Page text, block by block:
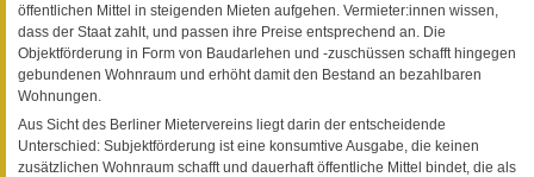
öffentlichen Mittel in steigenden Mieten aufgehen. Vermieter:innen wissen,
dass der Staat zahlt, und passen ihre Preise entsprechend an. Die
Objektförderung in Form von Baudarlehen und -zuschüssen schafft hingegen
gebundenen Wohnraum und erhöht damit den Bestand an bezahlbaren
Wohnungen.
Aus Sicht des Berliner Mietervereins liegt darin der entscheidende
Unterschied: Subjektförderung ist eine konsumtive Ausgabe, die keinen
zusätzlichen Wohnraum schafft und dauerhaft öffentliche Mittel bindet, die als